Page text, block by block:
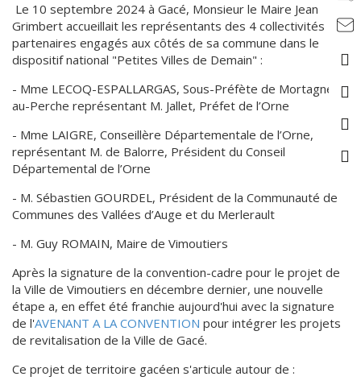
Le 10 septembre 2024 à Gacé, Monsieur le Maire Jean
Grimbert accueillait les représentants des 4 collectivités
partenaires engagés aux côtés de sa commune dans le
dispositif national "Petites Villes de Demain" :
- Mme LECOQ-ESPALLARGAS, Sous-Préfète de Mortagne-
au-Perche représentant M. Jallet, Préfet de l’Orne
- Mme LAIGRE, Conseillère Départementale de l’Orne,
représentant M. de Balorre, Président du Conseil
Départemental de l’Orne
- M. Sébastien GOURDEL, Président de la Communauté de
Communes des Vallées d’Auge et du Merlerault
- M. Guy ROMAIN, Maire de Vimoutiers
Après la signature de la convention-cadre pour le projet de
la Ville de Vimoutiers en décembre dernier, une nouvelle
étape a, en effet été franchie aujourd'hui avec la signature
de l'AVENANT A LA CONVENTION pour intégrer les projets
de revitalisation de la Ville de Gacé.
Ce projet de territoire gacéen s'articule autour de :